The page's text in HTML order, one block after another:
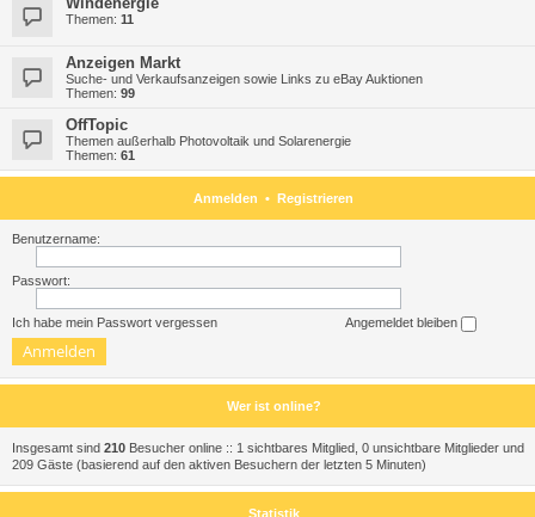
Themen: 11
Anzeigen Markt
Suche- und Verkaufsanzeigen sowie Links zu eBay Auktionen
Themen: 99
OffTopic
Themen außerhalb Photovoltaik und Solarenergie
Themen: 61
Anmelden • Registrieren
Benutzername:
Passwort:
Ich habe mein Passwort vergessen Angemeldet bleiben
Wer ist online?
Insgesamt sind 210 Besucher online :: 1 sichtbares Mitglied, 0 unsichtbare Mitglieder und
209 Gäste (basierend auf den aktiven Besuchern der letzten 5 Minuten)
Statistik